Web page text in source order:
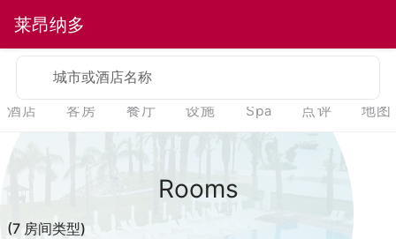
莱昂纳多
城市或酒店名称
酒店 客房 餐厅 设施 Spa 点评 地图
Rooms
(7 房间类型)